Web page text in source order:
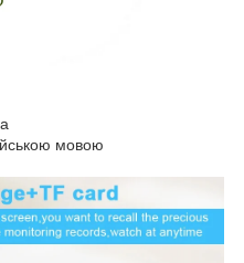
мовою